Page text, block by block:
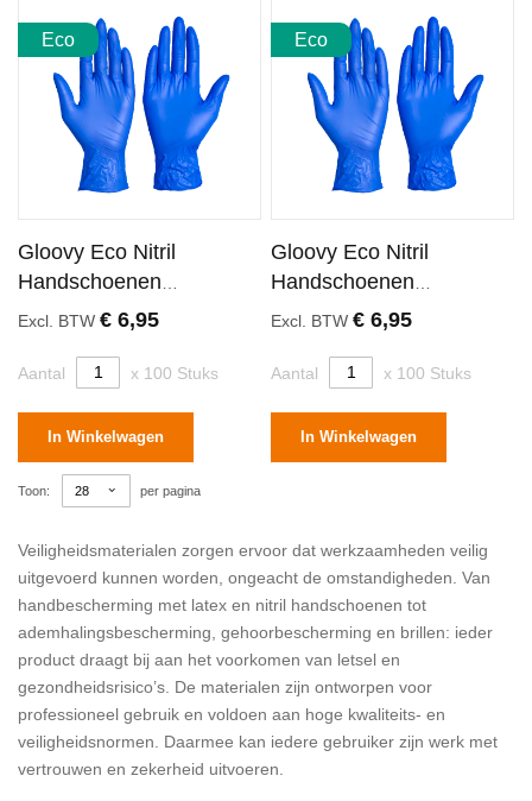
Eco
Gloovy Eco Nitril
Handschoenen
Ongepoederd Blauw
Excl. BTW € 6,95
Aantal x 100 Stuks
In Winkelwagen
Eco
Gloovy Eco Nitril
Handschoenen
Ongepoederd Blauw
Excl. BTW€ 6,95
Aantal x 100 Stuks
In Winkelwagen
Toon per pagina
Veiligheidsmaterialen zorgen ervoor dat werkzaamheden veilig
uitgevoerd kunnen worden, ongeacht de omstandigheden. Van
handbescherming met latex en nitril handschoenen tot
ademhalingsbescherming, gehoorbescherming en brillen: ieder
product draagt bij aan het voorkomen van letsel en
gezondheidsrisico’s. De materialen zijn ontworpen voor
professioneel gebruik en voldoen aan hoge kwaliteits- en
veiligheidsnormen. Daarmee kan iedere gebruiker zijn werk met
vertrouwen en zekerheid uitvoeren.